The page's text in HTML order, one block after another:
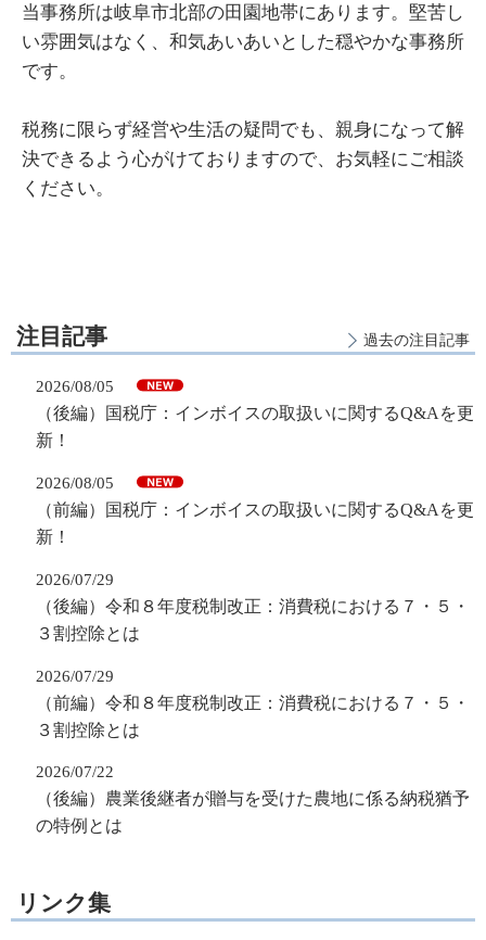
当事務所は岐阜市北部の田園地帯にあります。堅苦し
い雰囲気はなく、和気あいあいとした穏やかな事務所
です。
税務に限らず経営や生活の疑問でも、親身になって解
決できるよう心がけておりますので、お気軽にご相談
ください。
注目記事 過去の注目記事
2026/08/05
（後編）国税庁：インボイスの取扱いに関するQ&Aを更
新！
2026/08/05
（前編）国税庁：インボイスの取扱いに関するQ&Aを更
新！
2026/07/29
（後編）令和８年度税制改正：消費税における７・５・
３割控除とは
2026/07/29
（前編）令和８年度税制改正：消費税における７・５・
３割控除とは
2026/07/22
（後編）農業後継者が贈与を受けた農地に係る納税猶予
の特例とは
リンク集